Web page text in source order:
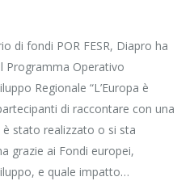
di fondi POR FESR, Diapro ha
Programma Operativo
Regionale “L’Europa è
di raccontare con una
stato realizzato o si sta
grazie ai Fondi europei,
e quale impatto…